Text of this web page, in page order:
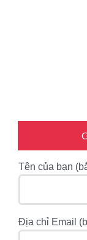
Tên của bạn
Địa chỉ Email